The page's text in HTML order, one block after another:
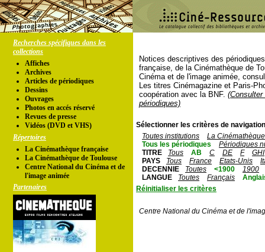
Recherches spécifiques dans les
collections
Affiches
Archives
Articles de périodiques
Dessins
Ouvrages
Photos en accés réservé
Revues de presse
Vidéos (DVD et VHS)
Répertoires
La Cinémathèque française
La Cinémathèque de Toulouse
Centre National du Cinéma et de
l'image animée
Partenaires
Notices descriptives des
française, de la Cinémathèque de
Cinéma et de l'image animée,
Les titres Cinémagazine et Paris-
coopération avec la BNF.
périodiques)
Sélectionner les critères de
Toutes institutions
La
Tous les périodiques
Périodiques
TITRE
Tous AB C DE F
GHI
PAYS
Tous France Etats-Unis
DECENNIE
Toutes <1900
1900
LANGUE
Toutes Français
Réinitialiser les critères
Centre National du Cinéma et de